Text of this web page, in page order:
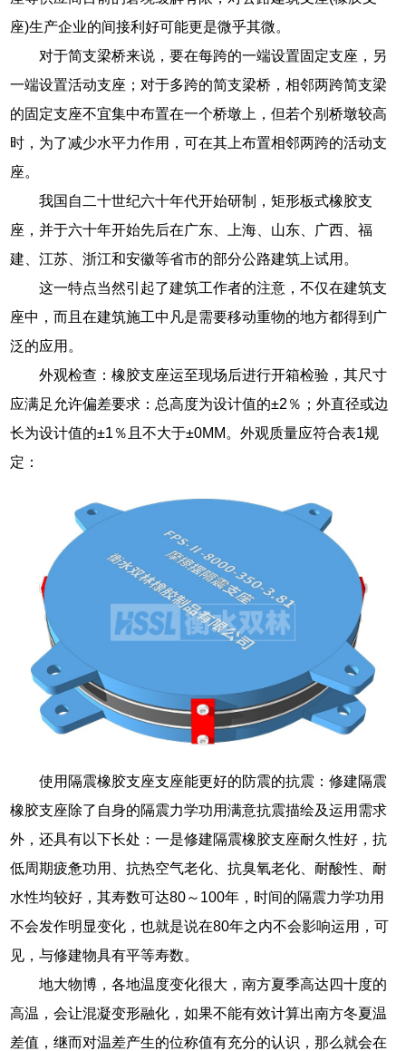
座)生产企业的间接利好可能更是微乎其微。
对于简支梁桥来说，要在每跨的一端设置固定支座，另
一端设置活动支座；对于多跨的简支梁桥，相邻两跨简支梁
的固定支座不宜集中布置在一个桥墩上，但若个别桥墩较高
时，为了减少水平力作用，可在其上布置相邻两跨的活动支
座。
我国自二十世纪六十年代开始研制，矩形板式橡胶支
座，并于六十年开始先后在广东、上海、山东、广西、福
建、江苏、浙江和安徽等省市的部分公路建筑上试用。
这一特点当然引起了建筑工作者的注意，不仅在建筑支
座中，而且在建筑施工中凡是需要移动重物的地方都得到广
泛的应用。
外观检查：橡胶支座运至现场后进行开箱检验，其尺寸
应满足允许偏差要求：总高度为设计值的±2％；外直径或边
长为设计值的±1％且不大于±0MM。外观质量应符合表1规
定：
使用隔震橡胶支座支座能更好的防震的抗震：修建隔震
橡胶支座除了自身的隔震力学功用满意抗震描绘及运用需求
外，还具有以下长处：一是修建隔震橡胶支座耐久性好，抗
低周期疲惫功用、抗热空气老化、抗臭氧老化、耐酸性、耐
水性均较好，其寿数可达80～100年，时间的隔震力学功用
不会发作明显变化，也就是说在80年之内不会影响运用，可
见，与修建物具有平等寿数。
地大物博，各地温度变化很大，南方夏季高达四十度的
高温，会让混凝变形融化，如果不能有效计算出南方冬夏温
差值，继而对温差产生的位称值有充分的认识，那么就会在